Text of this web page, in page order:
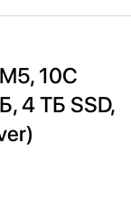
10C
4 ТБ SSD,